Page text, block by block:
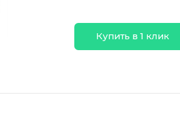
Купить в 1 клик